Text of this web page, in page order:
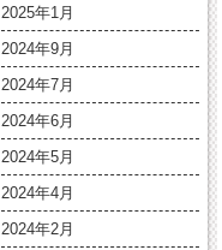
2025年1月
2024年9月
2024年7月
2024年6月
2024年5月
2024年4月
2024年2月